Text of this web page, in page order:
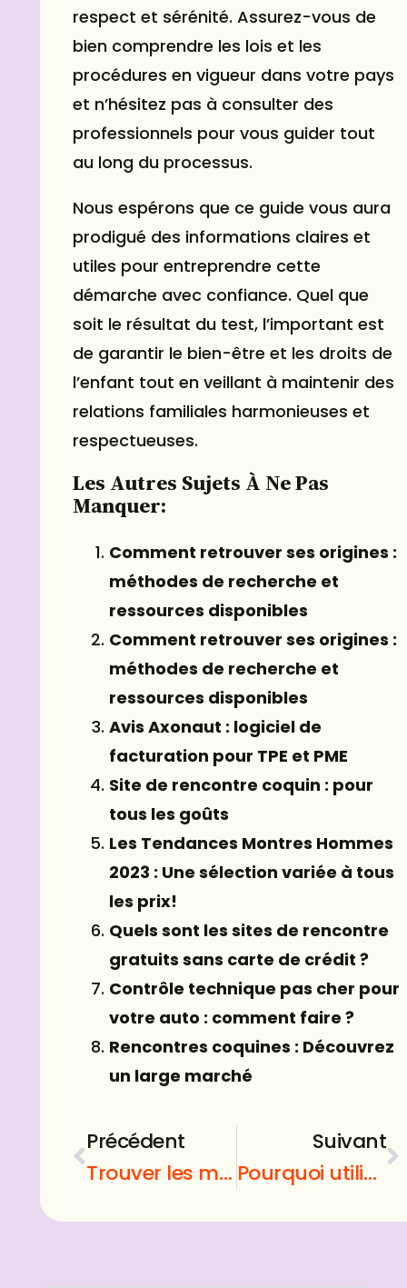
respect et sérénité. Assurez-vous de
bien comprendre les lois et les
procédures en vigueur dans votre pays
et n’hésitez pas à consulter des
professionnels pour vous guider tout
au long du processus.
Nous espérons que ce guide vous aura
prodigué des informations claires et
utiles pour entreprendre cette
démarche avec confiance. Quel que
soit le résultat du test, l’important est
de garantir le bien-être et les droits de
l’enfant tout en veillant à maintenir des
relations familiales harmonieuses et
respectueuses.
Les Autres Sujets À Ne Pas
Manquer:
Comment retrouver ses origines :
méthodes de recherche et
ressources disponibles
Comment retrouver ses origines :
méthodes de recherche et
ressources disponibles
Avis Axonaut : logiciel de
facturation pour TPE et PME
Site de rencontre coquin : pour
tous les goûts
Les Tendances Montres Hommes
2023 : Une sélection variée à tous
les prix!
Quels sont les sites de rencontre
gratuits sans carte de crédit ?
Contrôle technique pas cher pour
votre auto : comment faire ?
Rencontres coquines : Découvrez
un large marché
Précédent
Trouver les meilleurs sites pour parier sur le basket de Caen
Suivant
Pourquoi utiliser du fumier de cheval ?